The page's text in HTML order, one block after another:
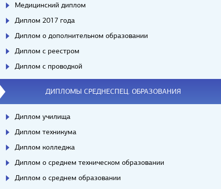
Медицинский диплом
Диплом 2017 года
Диплом о дополнительном образовании
Диплом с реестром
Диплом с проводкой
ДИПЛОМЫ СРЕДНЕСПЕЦ. ОБРАЗОВАНИЯ
Диплом училища
Диплом техникума
Диплом колледжа
Диплом о среднем техническом образовании
Диплом о среднем образовании